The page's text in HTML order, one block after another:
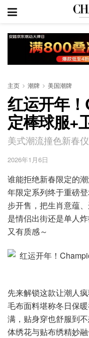
主页 潮牌 美国潮牌
红运开年
定棒球服+
美式潮流撞色新春
2026年1月6日
谁能拒绝新春限定的
年限定系列终于重磅
步开售，把生肖意蕴
是情侣出街还是单人
又有质感～
先来解锁这款让潮人
毛布面料堪称冬日保
满，贴身穿也舒服到
体绣花与贴布绣精妙